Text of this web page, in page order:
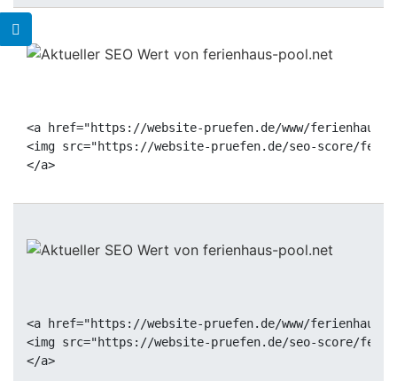
<a href="https://website-pruefen.de/www/
<img src="https://website-pruefen.de/seo-score/
<a href="https://website-pruefen.de/www/
<img src="https://website-pruefen.de/seo-score/